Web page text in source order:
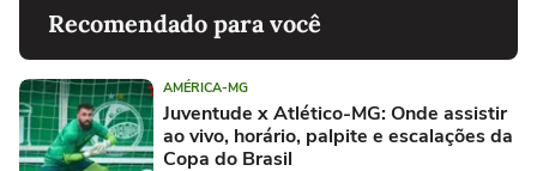
Recomendado para você
AMÉRICA-MG
Juventude x Atlético-MG: Onde assistir
ao vivo, horário, palpite e escalações da
Copa do Brasil